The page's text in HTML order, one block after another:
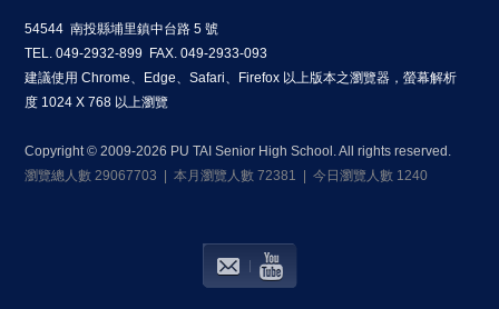
54544 南投縣埔里鎮中台路 5 號
TEL. 049-2932-899 FAX. 049-2933-093
建議使用 Chrome、Edge、Safari、Firefox 以上版本之瀏覽器，螢幕解析
度 1024 X 768 以上瀏覽
Copyright © 2009-2026 PU TAI Senior High School. All rights reserved.
瀏覽總人數 29067703 | 本月瀏覽人數 72381 | 今日瀏覽人數 1240